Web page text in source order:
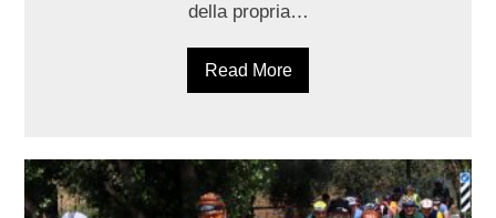
della propria…
Read More